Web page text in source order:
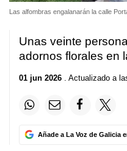
Las alfombras engalanarán la calle
Unas veinte
adornos florales en
01 jun 2026 . Actualizado a
Añade a La Voz de Galicia